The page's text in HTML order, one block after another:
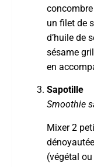
un filet de
d’huile de
sésame
en
Sapotille
Smoothie
Mixer 2
(végétal